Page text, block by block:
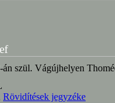
án szül. Vágújhelyen
Rövidítések jegyzéke